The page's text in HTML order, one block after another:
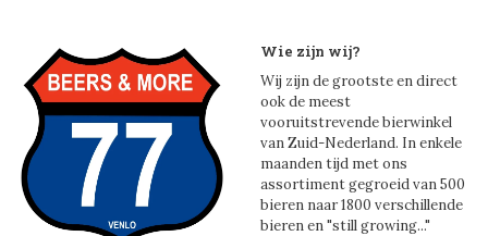
Wie zijn wij?
Wij zijn de grootste en direct
ook de meest
vooruitstrevende bierwinkel
van Zuid-Nederland. In enkele
maanden tijd met ons
assortiment gegroeid van 500
bieren naar 1800 verschillende
bieren en "still growing..."